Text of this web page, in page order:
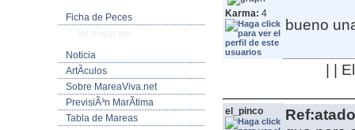
Ficha de Peces
Noticia
ArtÃ­culos
Sobre MareaViva.net
PrevisiÃ³n MarÃ­tima
Tabla de Mareas
Karma: 4
bueno
| |
el_pinco